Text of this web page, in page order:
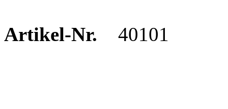
Artikel-Nr. 40101